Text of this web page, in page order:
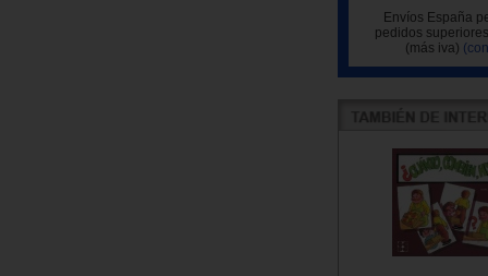
Envíos España
pedidos
(más iva)